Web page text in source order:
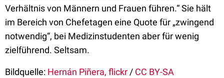
Verhältnis von Männern und Frauen führen.“ Sie hält
im Bereich von Chefetagen eine Quote für „zwingend
notwendig“, bei Medizinstudenten aber für wenig
zielführend. Seltsam.
Bildquelle: Hernán Piñera, flickr / CC BY-SA